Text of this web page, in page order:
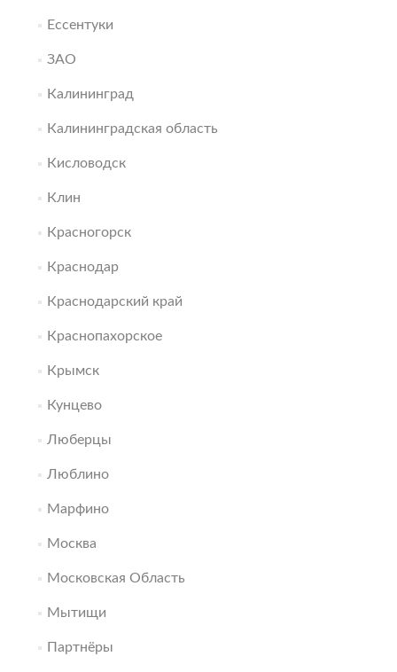
Ессентуки
ЗАО
Калининград
Калининградская область
Кисловодск
Клин
Красногорск
Краснодар
Краснодарский край
Краснопахорское
Крымск
Кунцево
Люберцы
Люблино
Марфино
Москва
Московская Область
Мытищи
Партнёры